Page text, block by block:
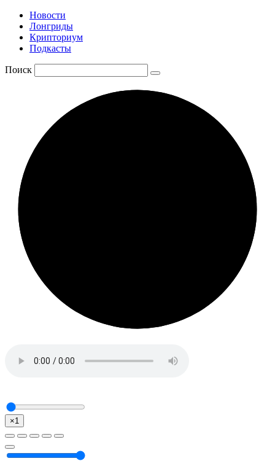
Новости
Лонгриды
Крипториум
Подкасты
Поиск
×1